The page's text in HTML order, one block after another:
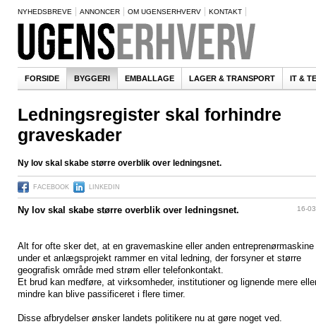
NYHEDSBREVE ANNONCER OM UGENSERHVERV KONTAKT
FORSIDE BYGGERI EMBALLAGE LAGER & TRANSPORT IT &
Ledningsregister skal forhindre
graveskader
Ny lov skal skabe større overblik over ledningsnet.
FACEBOOK LINKEDIN
16-
Ny lov skal skabe større overblik over ledningsnet.
Alt for ofte sker det, at en gravemaskine eller anden entreprenørmaskine
under et anlægsprojekt rammer en vital ledning, der forsyner et større
geografisk område med strøm eller telefonkontakt.
Et brud kan medføre, at virksomheder, institutioner og lignende mere
mindre kan blive passificeret i flere timer.
Disse afbrydelser ønsker landets politikere nu at gøre noget ved.